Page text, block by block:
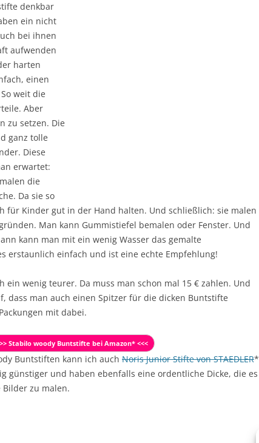
denkbar
ein nicht
bei ihnen
aufwenden
harten
einen
weit die
Aber
zu setzen. Die
ganz tolle
Diese
erwartet:
die
Da sie so
für Kinder gut in der Hand halten. Und schließlich: sie malen
Man kann Gummistiefel bemalen oder Fenster. Und
kann man mit ein wenig Wasser das gemalte
erstaunlich einfach und ist eine echte Empfehlung!
ein wenig teurer. Da muss man schon mal 15 € zahlen. Und
dass man auch einen Spitzer für die dicken Buntstifte
mit dabei.
Stabilo woody Buntstifte bei Amazon* <<<
Buntstiften kann ich auch Noris Junior Stifte von STAEDLER*
günstiger und haben ebenfalls eine ordentliche Dicke, die es
zu malen.